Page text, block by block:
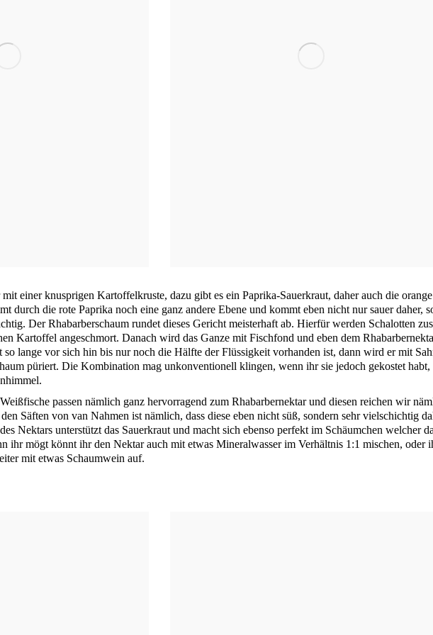
einer knusp­ri­gen Kar­tof­fel­krus­te, dazu gibt es ein Papri­ka-Sau­er­kraut, daher auch die oran­ge
durch die rote Papri­ka noch eine ganz ande­re Ebe­ne und kommt eben nicht nur sau­er daher,
Der Rha­bar­ber­schaum run­det die­ses Gericht meis­ter­haft ab. Hier­für wer­den Scha­lot­ten
Kar­tof­fel ange­schmort. Danach wird das Gan­ze mit Fisch­fond und eben dem
so lan­ge vor sich hin bis nur noch die Hälf­te der Flüs­sig­keit vor­han­den ist, dann wird er mit
püriert. Die Kom­bi­na­ti­on mag unkon­ven­tio­nell klin­gen, wenn ihr sie jedoch gekos­tet habt,
pas­sen näm­lich ganz her­vor­ra­gend zum Rha­bar­ber­nek­tar und die­sen rei­chen wir
Säf­ten von van Nah­men ist näm­lich, dass die­se eben nicht süß, son­dern sehr viel­schich­tig
Nek­tars unter­stützt das Sau­er­kraut und macht sich eben­so per­fekt im Schäum­chen wel­cher
ihr mögt könnt ihr den Nek­tar auch mit etwas Mine­ral­was­ser im Ver­hält­nis 1:1 mischen, oder
mit etwas Schaum­wein auf.